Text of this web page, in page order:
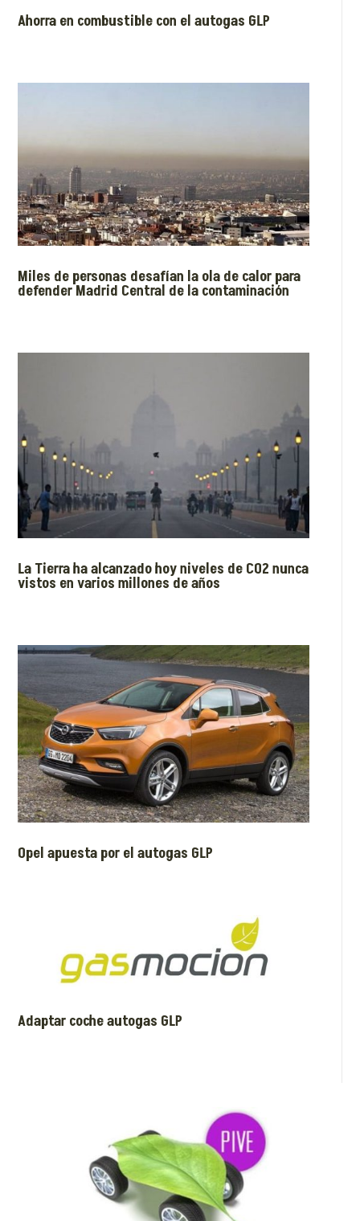
Ahorra en combustible con el autogas GLP
Miles de personas desafían la ola de calor para
defender Madrid Central de la contaminación
La Tierra ha alcanzado hoy niveles de CO2 nunca
vistos en varios millones de años
Opel apuesta por el autogas GLP
Adaptar coche autogas GLP